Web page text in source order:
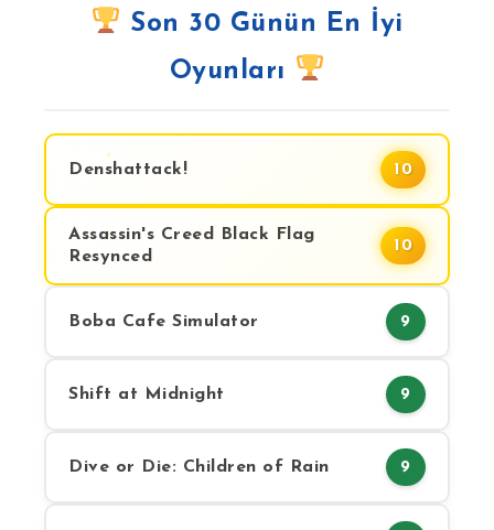
Son 30 Günün En İyi
Oyunları
Denshattack! 10
Assassin's Creed Black Flag
Resynced
10
Boba Cafe Simulator 9
Shift at Midnight 9
Dive or Die: Children of Rain 9